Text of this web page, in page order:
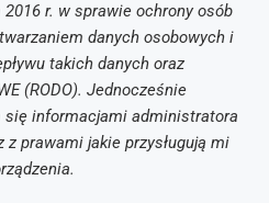
r. w sprawie ochrony osób
danych osobowych i
takich danych oraz
(RODO). Jednocześnie
się informacjami administratora
prawami jakie przysługują mi